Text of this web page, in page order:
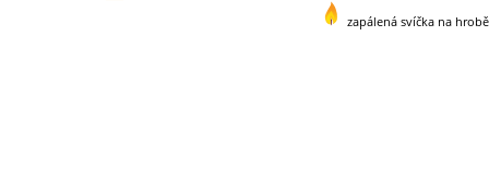
zapálená svíčka na hrobě